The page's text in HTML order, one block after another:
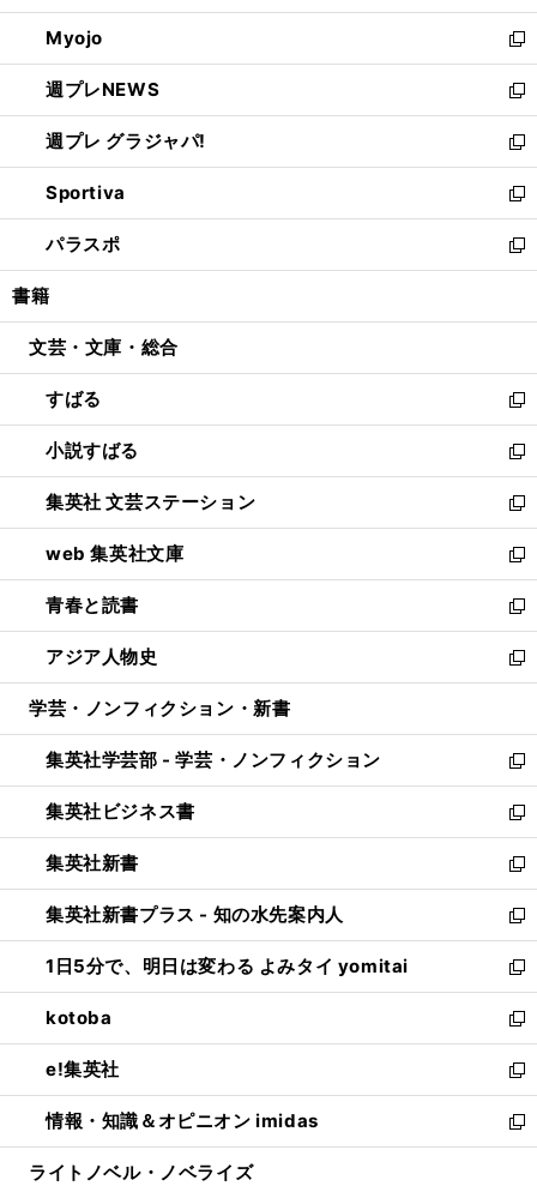
開
く
ウ
で
開
く
ン
ド
ウ
で
開
く
ウ
ィ
ン
ド
ウ
で
開
く
Myojo
新
し
い
ウ
ィ
ン
ド
ウ
で
開
週プレNEWS
新
し
い
ウ
ィ
ン
ド
ウ
開
週プレ グラジャパ!
新
し
い
ウ
ィ
ン
ウ
開
く
Sportiva
新
し
い
ウ
ン
ウ
で
開
く
パラスポ
新
し
ウ
ン
ド
ウ
で
開
く
書籍
文芸・文庫・総合
すばる
新
し
い
ウ
ィ
ン
ド
ウ
で
開
く
小説すばる
新
し
い
ウ
ィ
ン
ド
ウ
で
開
集英社 文芸ステーション
新
し
い
ウ
ィ
ン
ド
ウ
開
く
web 集英社文庫
新
し
い
ウ
ィ
ン
ウ
で
開
く
青春と読書
新
し
い
ウ
ン
ド
ウ
で
開
く
アジア人物史
新
し
ウ
ィ
ン
ド
ウ
で
開
く
学芸・ノンフィクション・新書
集英社学芸部 - 学芸・ノンフィクション
新
し
い
ウ
ィ
ン
ド
ウ
で
開
く
集英社ビジネス書
新
し
い
ウ
ィ
ン
ド
ウ
で
開
く
集英社新書
新
し
い
ウ
ィ
ン
ド
ウ
で
開
く
集英社新書プラス - 知の水先案内人
新
し
い
ウ
ィ
ン
ド
ウ
で
開
1日5分で、明日は変わる よみタイ yomitai
新
し
い
ウ
ィ
ン
ド
ウ
kotoba
新
し
い
ウ
ィ
ン
e!集英社
新
し
い
ウ
情報・知識＆オピニオン imidas
新
し
ライトノベル・ノベライズ